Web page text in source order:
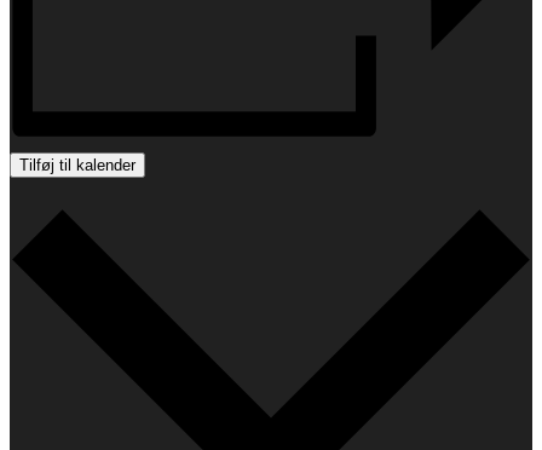
Tilføj til kalender